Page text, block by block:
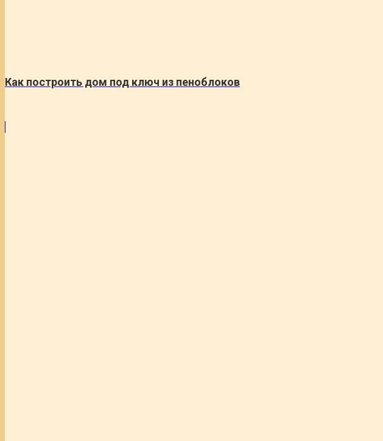
Как построить дом под ключ из пеноблоков